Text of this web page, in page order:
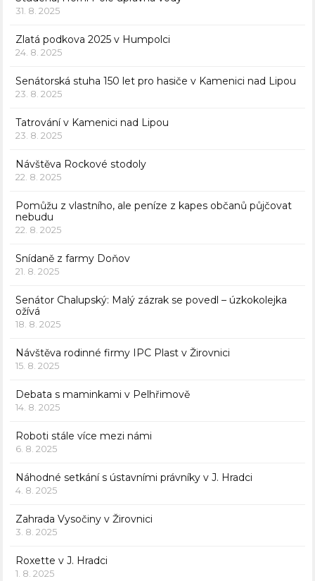
31. 8. 2025
Zlatá podkova 2025 v Humpolci
24. 8. 2025
Senátorská stuha 150 let pro hasiče v Kamenici nad Lipou
23. 8. 2025
Tatrování v Kamenici nad Lipou
23. 8. 2025
Návštěva Rockové stodoly
22. 8. 2025
Pomůžu z vlastního, ale peníze z kapes občanů půjčovat
nebudu
22. 8. 2025
Snídaně z farmy Doňov
21. 8. 2025
Senátor Chalupský: Malý zázrak se povedl – úzkokolejka
ožívá
18. 8. 2025
Návštěva rodinné firmy IPC Plast v Žirovnici
15. 8. 2025
Debata s maminkami v Pelhřimově
14. 8. 2025
Roboti stále více mezi námi
6. 8. 2025
Náhodné setkání s ústavními právníky v J. Hradci
4. 8. 2025
Zahrada Vysočiny v Žirovnici
3. 8. 2025
Roxette v J. Hradci
1. 8. 2025